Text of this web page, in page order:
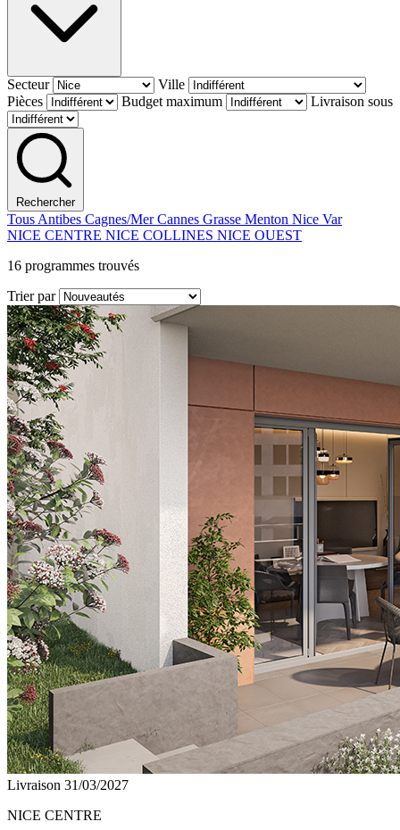
Secteur
Ville
Pièces
Budget maximum Livraison sous
Rechercher
Tous Antibes Cagnes/MerCannes Grasse Menton Nice Var
NICE CENTRE NICE COLLINES NICE OUEST
16 programmes trouvés
Trier par
Livraison 31/03/2027
NICE CENTRE